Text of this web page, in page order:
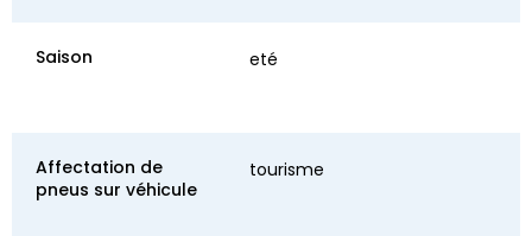
Saison eté
Affectation de
pneus sur véhicule
tourisme